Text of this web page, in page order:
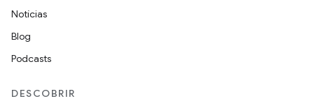
Notícias
Blog
Podcasts
DESCOBRIR